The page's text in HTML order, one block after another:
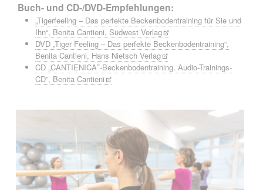
Buch- und CD-/DVD-Empfehlungen:
„Tigerfeeling – Das perfekte Beckenbodentraining für Sie und
Ihn“, Benita Cantieni, Südwest Verlag
DVD „Tiger Feeling – Das perfekte Beckenbodentraining“,
Benita Cantieni, Hans Nietsch Verlag
CD „CANTIENICA®-Beckenbodentraining. Audio-Trainings-
CD”, Benita Cantieni